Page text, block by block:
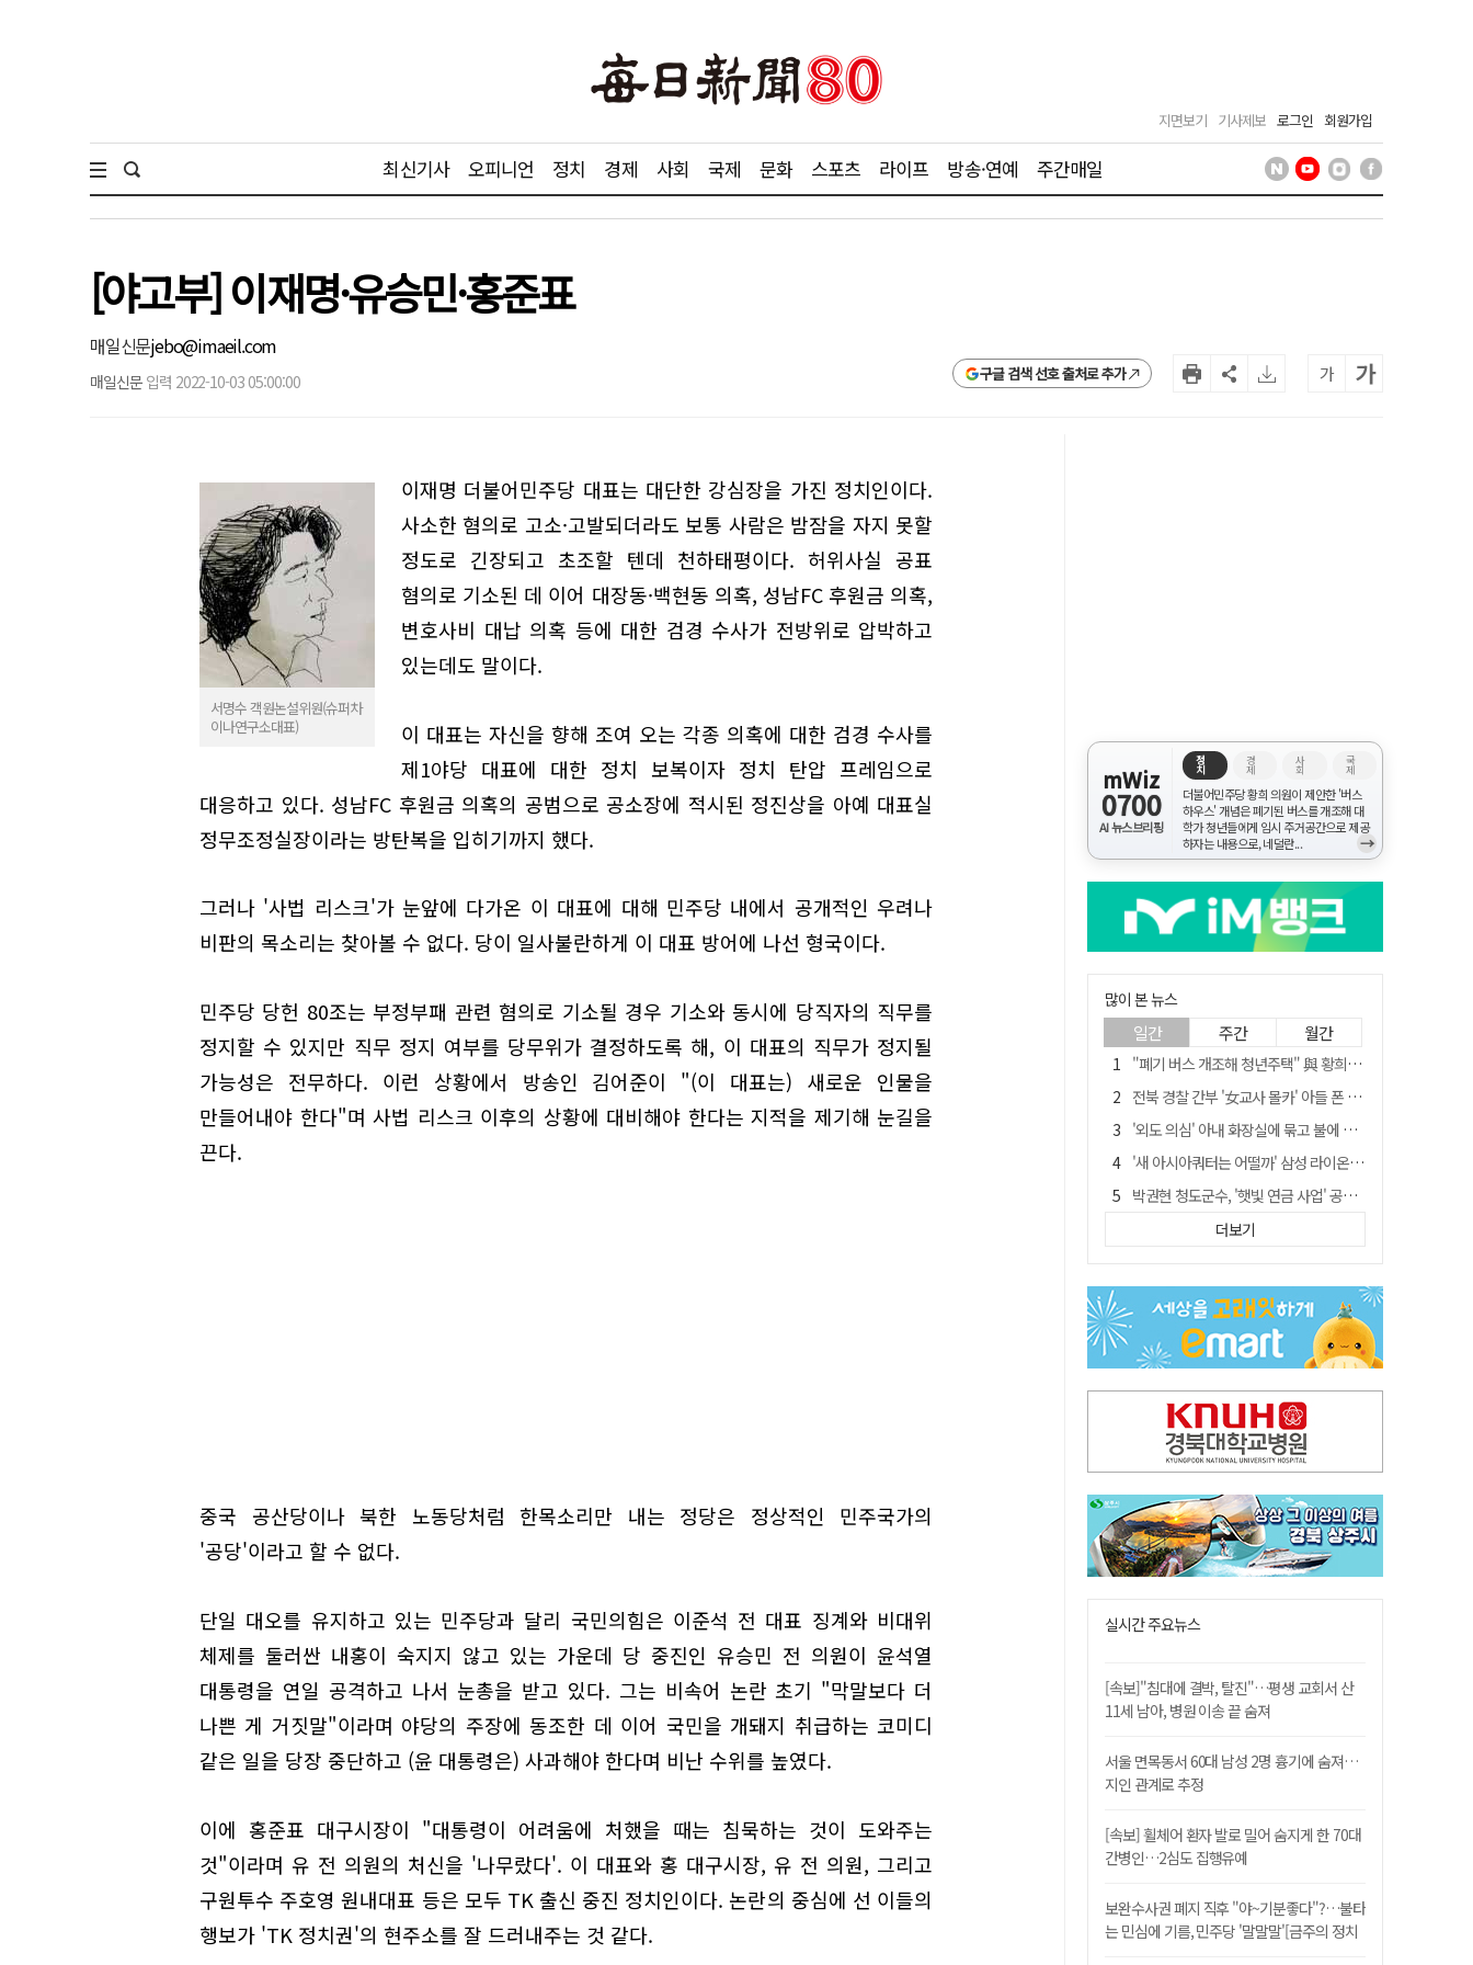
지면보기 기사제보 로그인 회원가입
최신기사 오피니언 정치 경제 사회 국제 문화 스포츠 라이프 방송·연예 주간매일
[야고부] 이재명·유승민·홍준표
매일신문jebo@imaeil.com
매일신문 입력 2022-10-03 05:00:00 구글 검색 선호 출처로 추가 가 가
서명수 객원논설위원(슈퍼차
이나연구소대표)
이재명 더불어민주당 대표는 대단한 강심장을 가진 정치인이다.
사소한 혐의로 고소·고발되더라도 보통 사람은 밤잠을 자지 못할
정도로 긴장되고 초조할 텐데 천하태평이다. 허위사실 공표
혐의로 기소된 데 이어 대장동·백현동 의혹, 성남FC 후원금 의혹,
변호사비 대납 의혹 등에 대한 검경 수사가 전방위로 압박하고
있는데도 말이다.
이 대표는 자신을 향해 조여 오는 각종 의혹에 대한 검경 수사를
제1야당 대표에 대한 정치 보복이자 정치 탄압 프레임으로
대응하고 있다. 성남FC 후원금 의혹의 공범으로 공소장에 적시된 정진상을 아예 대표실
정무조정실장이라는 방탄복을 입히기까지 했다.
그러나 '사법 리스크'가 눈앞에 다가온 이 대표에 대해 민주당 내에서 공개적인 우려나
비판의 목소리는 찾아볼 수 없다. 당이 일사불란하게 이 대표 방어에 나선 형국이다.
민주당 당헌 80조는 부정부패 관련 혐의로 기소될 경우 기소와 동시에 당직자의 직무를
정지할 수 있지만 직무 정지 여부를 당무위가 결정하도록 해, 이 대표의 직무가 정지될
가능성은 전무하다. 이런 상황에서 방송인 김어준이 "(이 대표는) 새로운 인물을
만들어내야 한다"며 사법 리스크 이후의 상황에 대비해야 한다는 지적을 제기해 눈길을
끈다.
중국 공산당이나 북한 노동당처럼 한목소리만 내는 정당은 정상적인 민주국가의
'공당'이라고 할 수 없다.
단일 대오를 유지하고 있는 민주당과 달리 국민의힘은 이준석 전 대표 징계와 비대위
체제를 둘러싼 내홍이 숙지지 않고 있는 가운데 당 중진인 유승민 전 의원이 윤석열
대통령을 연일 공격하고 나서 눈총을 받고 있다. 그는 비속어 논란 초기 "막말보다 더
나쁜 게 거짓말"이라며 야당의 주장에 동조한 데 이어 국민을 개돼지 취급하는 코미디
같은 일을 당장 중단하고 (윤 대통령은) 사과해야 한다며 비난 수위를 높였다.
이에 홍준표 대구시장이 "대통령이 어려움에 처했을 때는 침묵하는 것이 도와주는
것"이라며 유 전 의원의 처신을 '나무랐다'. 이 대표와 홍 대구시장, 유 전 의원, 그리고
구원투수 주호영 원내대표 등은 모두 TK 출신 중진 정치인이다. 논란의 중심에 선 이들의
행보가 'TK 정치권'의 현주소를 잘 드러내주는 것 같다.
mWiz
0700
AI 뉴스브리핑
정
치
경
제
사
회
국
제
더불어민주당 황희 의원이 제안한 '버스
하우스' 개념은 폐기된 버스를 개조해 대
학가 청년들에게 임시 주거공간으로 제공
하자는 내용으로, 네덜란...
→
많이 본 뉴스
일간 주간 월간
"폐기 버스 개조해 청년주택" 與 황희…'딸 학비는 年 4200만원'
전북 경찰 간부 '女교사 몰카' 아들 폰 부수고…"처벌 못하는 사안" 내부망에 글
'외도 의심' 아내 화장실에 묶고 불에 달군 공구로 고문…남편 검거
'새 아시아쿼터는 어떨까' 삼성 라이온즈, 새 얼굴 투수 미야모리 영입
박권현 청도군수, '햇빛 연금 사업' 공약 시동걸어
홍준표, 한동훈 맹폭…"조선제일껌, 권력에 살고 권력에 죽었다"
[시사뒷담] MOU의 함정, 협약식이 투자 확정은 아니긴 해
봉화서 주택 에어컨 실외기에서 시작된 불… 주택 화재로 번져
경찰, 9월 초부터 상피제 전격 실시…가족 사건 수사 못해
더보기
실시간 주요뉴스
[속보]"침대에 결박, 탈진"…평생 교회서 산
11세 남아, 병원 이송 끝 숨져
서울 면목동서 60대 남성 2명 흉기에 숨져…
지인 관계로 추정
[속보] 휠체어 환자 발로 밀어 숨지게 한 70대
간병인…2심도 집행유예
보완수사권 폐지 직후 "야~기분좋다"?…불타
는 민심에 기름, 민주당 '말말말'[금주의 정치